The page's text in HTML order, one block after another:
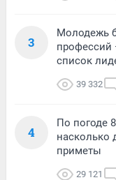
3
Молодежь
профессий
список
39 332
4
По погоде
насколько
приметы
29 121